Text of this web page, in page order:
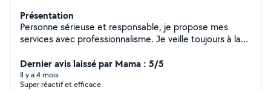
Présentation
Personne sérieuse et responsable, je propose mes
services avec professionnalisme. Je veille toujours à la
attention aux détails. Service de peinture et de pose de
papier peint avec expérience 10ans
Dernier avis laissé par Mama : 5/5
Il y a 4 mois
Super réactif et efficace